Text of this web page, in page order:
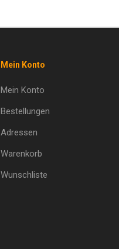
Mein Konto
Mein Konto
Bestellungen
Adressen
Warenkorb
Wunschliste